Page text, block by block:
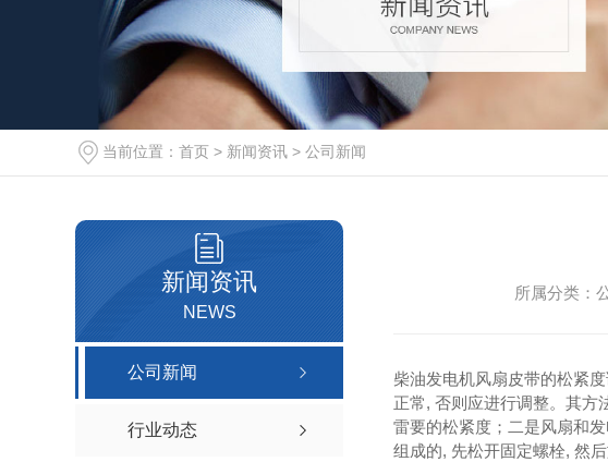
当前位置： 首页 > 新闻资讯 > 公司新闻
新闻资讯
NEWS
公司新闻
行业动态
所属分类：
柴油发电机风扇皮带的松紧
正常, 否则应进行调整。其方
雷要的松紧度；二是风扇和
组成的, 先松开固定螺栓, 然